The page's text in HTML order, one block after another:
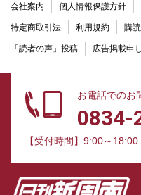
会社案内 個人情報保護方針
特定商取引法 利用規約 購
「読者の声」投稿 広告掲載申
お電話でのお
0834-
【受付時間】9:00～